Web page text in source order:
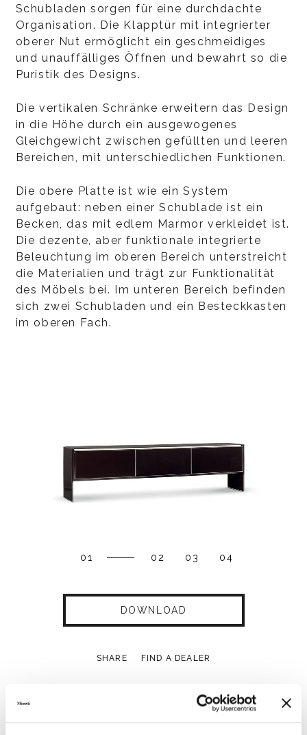
Schubladen sorgen für eine durchdachte
Organisation. Die Klapptür mit integrierter
oberer Nut ermöglicht ein geschmeidiges
und unauffälliges Öffnen und bewahrt so die
Puristik des Designs.
Die vertikalen Schränke erweitern das Design
in die Höhe durch ein ausgewogenes
Gleichgewicht zwischen gefüllten und leeren
Bereichen, mit unterschiedlichen Funktionen.
Die obere Platte ist wie ein System
aufgebaut: neben einer Schublade ist ein
Becken, das mit edlem Marmor verkleidet ist.
Die dezente, aber funktionale integrierte
Beleuchtung im oberen Bereich unterstreicht
die Materialien und trägt zur Funktionalität
des Möbels bei. Im unteren Bereich befinden
sich zwei Schubladen und ein Besteckkasten
im oberen Fach.
01 02 03 04
DOWNLOAD
SHARE FIND A DEALER